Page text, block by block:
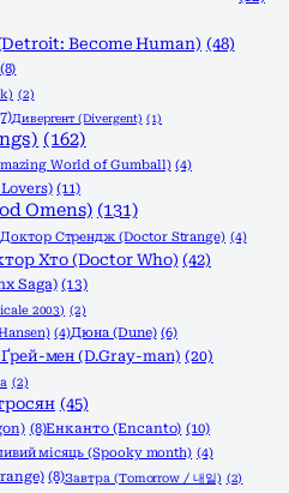
Become Human) (48)
(8)
(2)
Дивергент (Divergent) (1)
(162)
World of Gumball) (4)
(11)
Omens) (131)
Доктор Стрендж (Doctor Strange) (4)
Хто (Doctor Who) (42)
Saga) (13)
2003) (2)
(4)Дюна (Dune) (6)
мен (D.Gray-man) (20)
(2)
(45)
(8)Енканто (Encanto) (10)
місяць (Spooky month) (4)
(8)Завтра (Tomorrow / 내일) (2)